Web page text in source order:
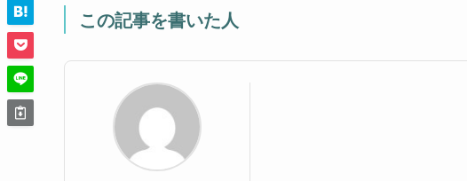
この記事を書いた人